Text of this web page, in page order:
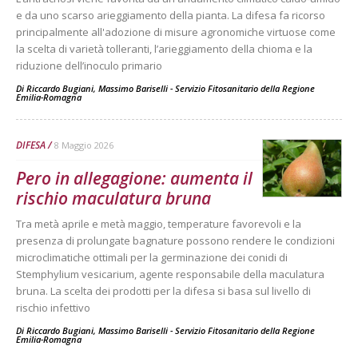
e da uno scarso arieggiamento della pianta. La difesa fa ricorso
principalmente all'adozione di misure agronomiche virtuose come
la scelta di varietà tolleranti, l’arieggiamento della chioma e la
riduzione dell’inoculo primario
Di Riccardo Bugiani, Massimo Bariselli - Servizio Fitosanitario della Regione
Emilia-Romagna
DIFESA 8 Maggio 2026
Pero in allegagione: aumenta il
rischio maculatura bruna
Tra metà aprile e metà maggio, temperature favorevoli e la
presenza di prolungate bagnature possono rendere le condizioni
microclimatiche ottimali per la germinazione dei conidi di
Stemphylium vesicarium, agente responsabile della maculatura
bruna. La scelta dei prodotti per la difesa si basa sul livello di
rischio infettivo
Di Riccardo Bugiani, Massimo Bariselli - Servizio Fitosanitario della Regione
Emilia-Romagna